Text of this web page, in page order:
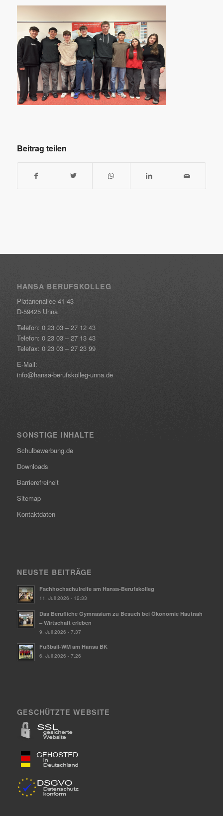
Beitrag teilen
HANSA BERUFSKOLLEG
Platanenallee 41-43
D-59425 Unna
Telefon: 0 23 03 – 27 12 43
Telefon: 0 23 03 – 27 13 43
Telefax: 0 23 03 – 27 23 99
E-Mail:
info@hansa-berufskolleg-unna.de
SONSTIGE INHALTE
Schulbewerbung.de
Downloads
Barrierefreiheit
Sitemap
Kontaktdaten
NEUSTE BEITRÄGE
Fachhochschulreife am Hansa-Berufskolleg
11. Juli 2026 - 12:33
Das Berufliche Gymnasium zu Besuch bei Ökonomie Hautnah
– Wirtschaft erleben
9. Juli 2026 - 7:37
Fußball-WM am Hansa BK
6. Juli 2026 - 7:26
GESCHÜTZTE WEBSITE